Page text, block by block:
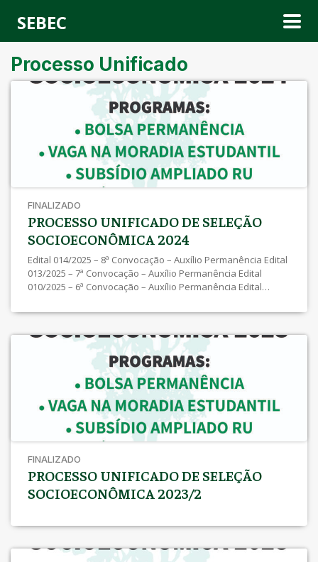
SEBEC
Processo Unificado
FINALIZADO
PROCESSO UNIFICADO DE SELEÇÃO
SOCIOECONÔMICA 2024
Edital 014/2025 – 8ª Convocação – Auxílio Permanência Edital
013/2025 – 7ª Convocação – Auxílio Permanência Edital
010/2025 – 6ª Convocação – Auxílio Permanência Edital
029/2024 – 4ª Convocação – Auxílio Permanência Edital
025/2024 – 2ª Convocação – Auxílio […]
FINALIZADO
PROCESSO UNIFICADO DE SELEÇÃO
SOCIOECONÔMICA 2023/2